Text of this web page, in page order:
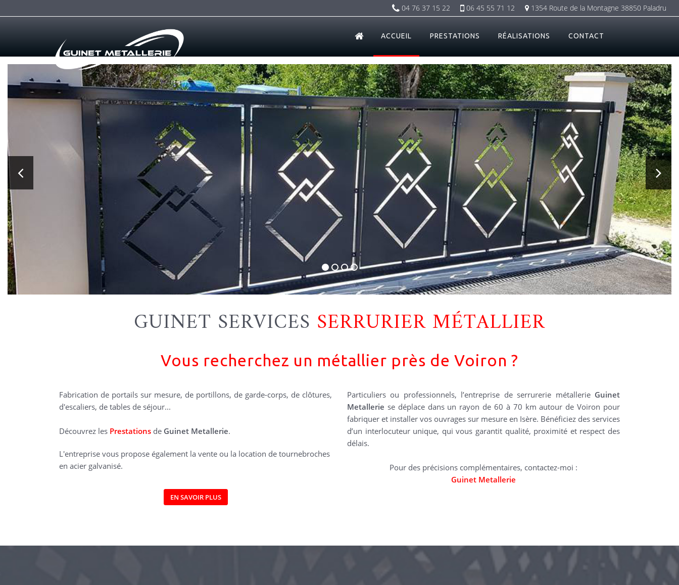
1354 Route de la Montagne 38850 Paladru
06 45 55 71 12
04 76 37 15 22
ACCUEIL PRESTATIONS RÉALISATIONS CONTACT
GUINET SERVICES SERRURIER MÉTALLIER
Vous recherchez un métallier près de Voiron ?
Fabrication de portails sur mesure, de portillons, de garde-corps, de clôtures,
d'escaliers, de tables de séjour...
Découvrez les Prestations de Guinet Metallerie.
L'entreprise vous propose également la vente ou la location de tournebroches
en acier galvanisé.
EN SAVOIR PLUS
Particuliers ou professionnels, l’entreprise de serrurerie métallerie Guinet
Metallerie se déplace dans un rayon de 60 à 70 km autour de Voiron pour
fabriquer et installer vos ouvrages sur mesure en Isère. Bénéficiez des services
d’un interlocuteur unique, qui vous garantit qualité, proximité et respect des
délais.
Pour des précisions complémentaires, contactez-moi :
Guinet Metallerie